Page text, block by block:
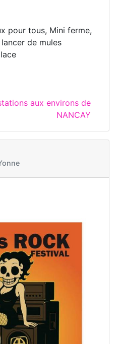
pour tous, Mini ferme,
de mules
aux environs de
NANCAY